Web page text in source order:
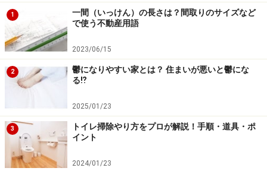
でもそれも分かっているけど、これって実際にやると塩
素臭くなり過ぎて、かえって具合が悪くなりそうだった
りするんですよね（経験談）……いよいよ気が進みませ
ん。
サンプルをいただいて試用する機会がありました。その
名も『ノロッシュ』
商品名が少々直球過ぎる……気はしますが、さっそく試用
1
一間（いっけん）の長さは？間取りのサイズなど
で使う不動産用語
2023/06/15
2
鬱になりやすい家とは？ 住まいが悪いと鬱にな
る⁉
2025/01/23
3
トイレ掃除やり方をプロが解説！手順・道具・ポ
イント
2024/01/23